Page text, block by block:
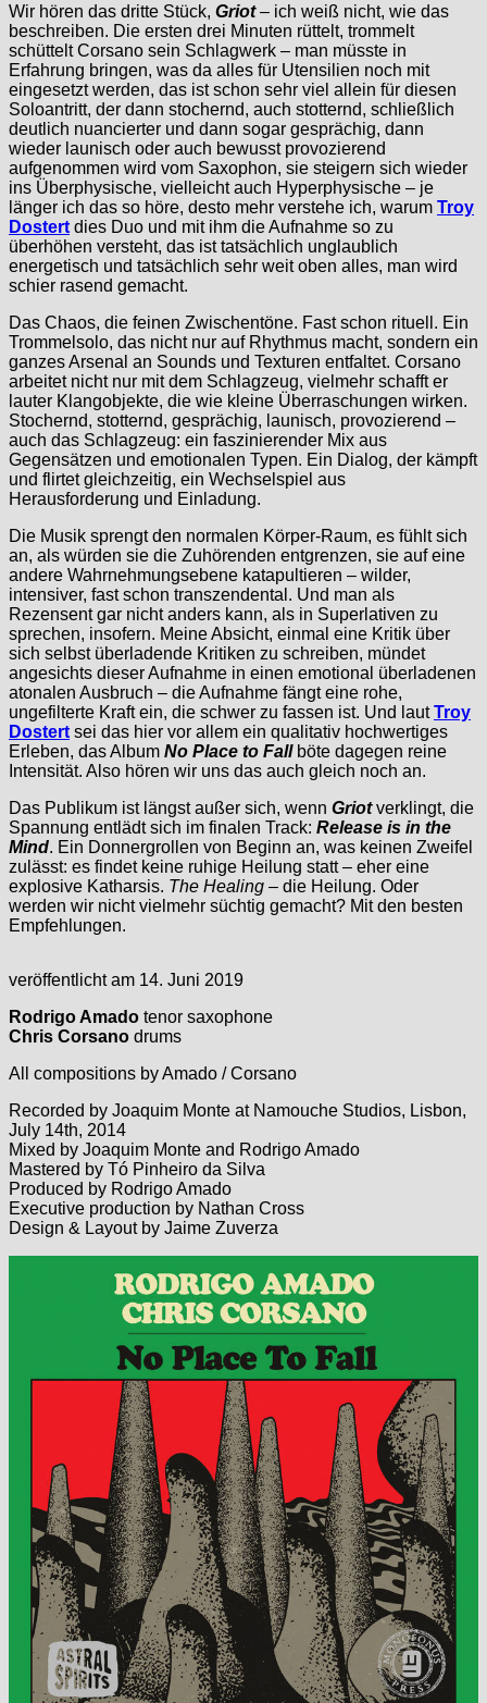
Wir hören das dritte Stück, Griot– ich weiß nicht, wie das
beschreiben. Die ersten drei Minuten rüttelt, trommelt
schüttelt Corsano sein Schlagwerk – man müsste in
Erfahrung bringen, was da alles für Utensilien noch mit
eingesetzt werden, das ist schon sehr viel allein für diesen
Soloantritt, der dann stochernd, auch stotternd, schließlich
deutlich nuancierter und dann sogar gesprächig, dann
wieder launisch oder auch bewusst provozierend
aufgenommen wird vom Saxophon, sie steigern sich wieder
ins Überphysische, vielleicht auch Hyperphysische – je
länger ich das so höre, desto mehr verstehe ich, warum Troy
Dostert dies Duo und mit ihm die Aufnahme so zu
überhöhen versteht, das ist tatsächlich unglaublich
energetisch und tatsächlich sehr weit oben alles, man wird
schier rasend gemacht.
Das Chaos, die feinen Zwischentöne. Fast schon rituell. Ein
Trommelsolo, das nicht nur auf Rhythmus macht, sondern ein
ganzes Arsenal an Sounds und Texturen entfaltet. Corsano
arbeitet nicht nur mit dem Schlagzeug, vielmehr schafft er
lauter Klangobjekte, die wie kleine Überraschungen wirken.
Stochernd, stotternd, gesprächig, launisch, provozierend –
auch das Schlagzeug: ein faszinierender Mix aus
Gegensätzen und emotionalen Typen. Ein Dialog, der kämpft
und flirtet gleichzeitig, ein Wechselspiel aus
Herausforderung und Einladung.
Die Musik sprengt den normalen Körper-Raum, es fühlt sich
an, als würden sie die Zuhörenden entgrenzen, sie auf eine
andere Wahrnehmungsebene katapultieren – wilder,
intensiver, fast schon transzendental. Und man als
Rezensent gar nicht anders kann, als in Superlativen zu
sprechen, insofern. Meine Absicht, einmal eine Kritik über
sich selbst überladende Kritiken zu schreiben, mündet
angesichts dieser Aufnahme in einen emotional überladenen
atonalen Ausbruch – die Aufnahme fängt eine rohe,
ungefilterte Kraft ein, die schwer zu fassen ist. Und lautTroy
Dostert sei das hier vor allem ein qualitativ hochwertiges
Erleben, das Album No Place to Fallböte dagegen reine
Intensität. Also hören wir uns das auch gleich noch an.
Das Publikum ist längst außer sich, wenn Griotverklingt, die
Spannung entlädt sich im finalen Track: Release is in the
Mind. Ein Donnergrollen von Beginn an, was keinen Zweifel
zulässt: es findet keine ruhige Heilung statt – eher eine
explosive Katharsis. The Healing – die Heilung. Oder
werden wir nicht vielmehr süchtig gemacht? Mit den besten
Empfehlungen.
veröffentlicht am 14. Juni 2019
Rodrigo Amado tenor saxophone
Chris Corsano drums
All compositions by Amado / Corsano
Recorded by Joaquim Monte at Namouche Studios, Lisbon,
July 14th, 2014
Mixed by Joaquim Monte and Rodrigo Amado
Mastered by Tó Pinheiro da Silva
Produced by Rodrigo Amado
Executive production by Nathan Cross
Design & Layout by Jaime Zuverza